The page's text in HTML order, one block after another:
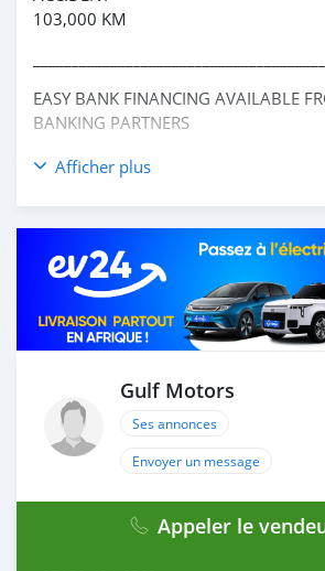
103,000 KM
EASY BANK FINANCING AVAILABLE
BANKING PARTNERS
---------------------------
DOCUMENTS REQUIRED
* EMIRATES ID
* DRIVING LICENSE
BANK FINANCE
------------------------
* Salary Certificate
* 3 month bank statement with
* Passport & Visa copies
* Emirates ID copy
—
Afficher plus
Gulf Motors
Ses annonces
Envoyer un message
Appeler le